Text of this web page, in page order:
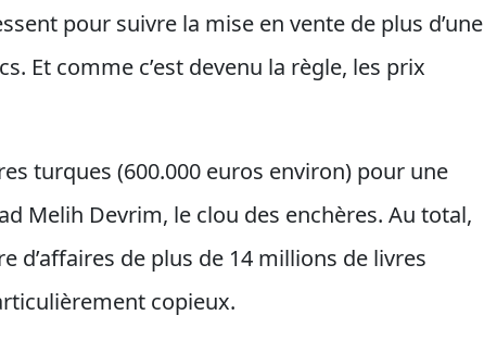
pour suivre la mise en vente de plus d’une
Et comme c’est devenu la règle, les prix
turques (600.000 euros environ) pour une
Melih Devrim, le clou des enchères. Au total,
d’affaires de plus de 14 millions de livres
copieux.